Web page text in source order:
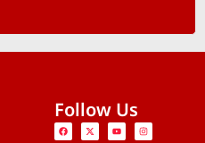
Follow Us